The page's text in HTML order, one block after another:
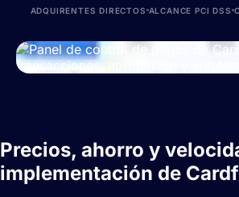
ADQUIRENTES DIRECTOS ALCANCE PCI DSS
Precios, ahorro y
implementación de